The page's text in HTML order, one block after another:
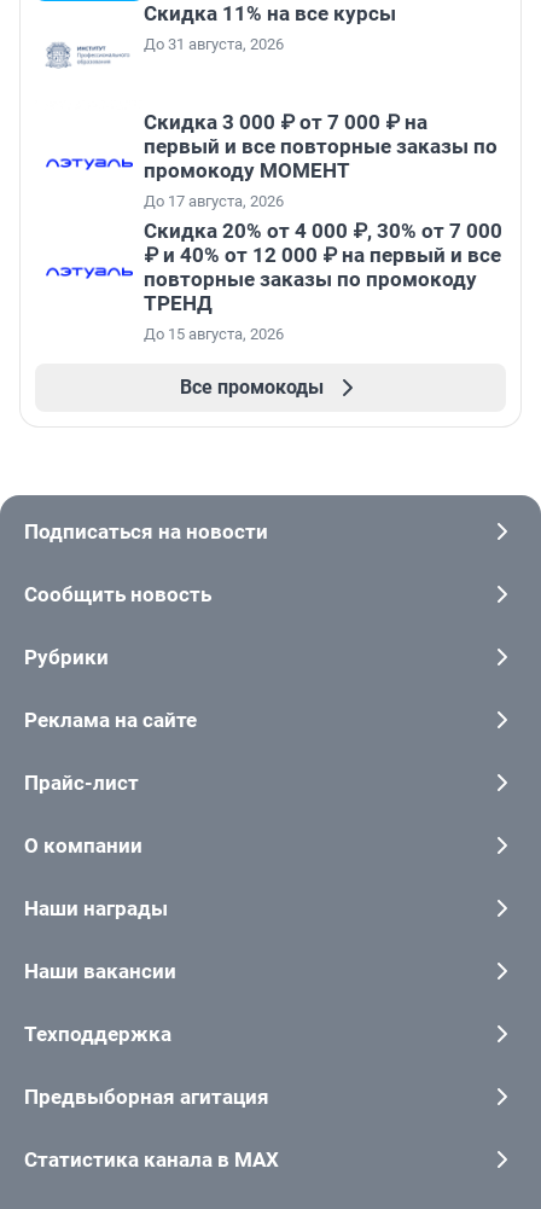
Скидка 11% на все курсы
До 31 августа, 2026
Скидка 3 000 ₽ от 7 000 ₽ на
первый и все повторные заказы по
промокоду МОМЕНТ
До 17 августа, 2026
Скидка 20% от 4 000 ₽, 30% от 7 000
₽ и 40% от 12 000 ₽ на первый и все
повторные заказы по промокоду
ТРЕНД
До 15 августа, 2026
Все промокоды
Подписаться на новости
Сообщить новость
Рубрики
Реклама на сайте
Прайс-лист
О компании
Наши награды
Наши вакансии
Техподдержка
Предвыборная агитация
Статистика канала в MAX